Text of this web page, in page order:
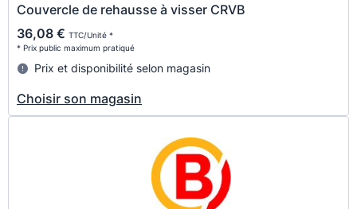
Couvercle de rehausse à visser CRVB
36,08 € TTC/Unité *
* Prix public maximum pratiqué
Prix et disponibilité selon magasin
Choisir son magasin